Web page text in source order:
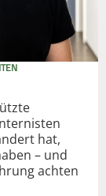
hat,
– und
achten